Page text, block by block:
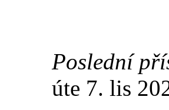
Poslední
úte 7. lis